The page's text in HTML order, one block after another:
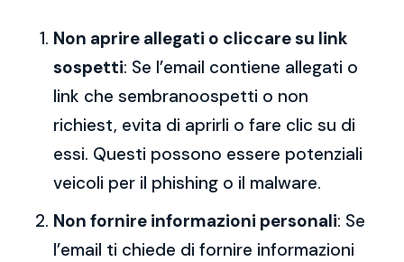
Non aprire allegati o cliccare su link
sospetti: Se l’email contiene allegati o
link che sembranoospetti o non
richiest, evita di aprirli o fare clic su di
essi. Questi possono essere potenziali
veicoli per il phishing o il malware.
Non fornire informazioni personali: Se
l’email ti chiede di fornire informazioni